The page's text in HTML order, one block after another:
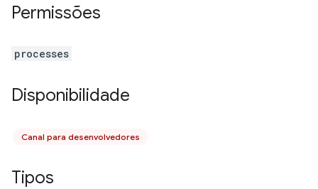
Permissões
processes
Disponibilidade
Canal para desenvolvedores
Tipos